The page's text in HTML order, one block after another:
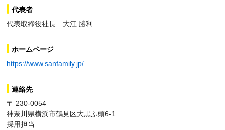
代表者
代表取締役社長 大江 勝利
ホームページ
https://www.sanfamily.jp/
連絡先
〒 230-0054
神奈川県横浜市鶴見区大黒ふ頭6-1
採用担当